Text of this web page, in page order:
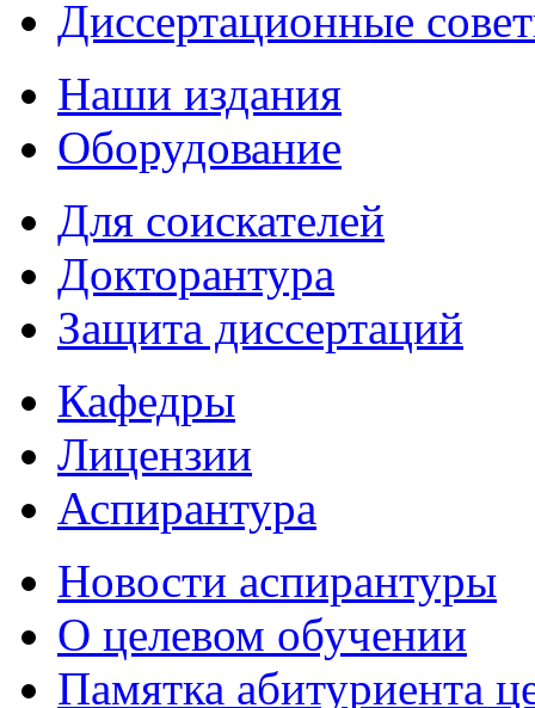
Диссертационные
Наши издания
Оборудование
Для соискателей
Докторантура
Защита диссертаций
Кафедры
Лицензии
Аспирантура
Новости аспирантуры
О целевом обучении
Памятка абитуриента